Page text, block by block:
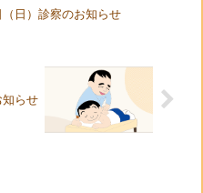
（日）診察のお知らせ
知らせ